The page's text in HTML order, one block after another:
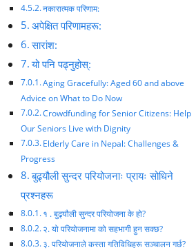
नकारात्मक परिणाम:
अपेक्षित परिणामहरू:
सारांश:
यो पनि पढ्नुहोस्:
Aging Gracefully: Aged 60 and above
Advice on What to Do Now
Crowdfunding for Senior Citizens: Help
Our Seniors Live with Dignity
Elderly Care in Nepal: Challenges &
Progress
बुढ्यौली सुन्दर परियोजनाः प्रायः सोधिने
प्रश्नहरू
१ . बुढ्यौली सुन्दर परियोजना के हो?
२. यो परियोजनामा को सहभागी हुन सक्छ?
३. परियोजनाले कस्ता गतिविधिहरू सञ्चालन गर्छ?